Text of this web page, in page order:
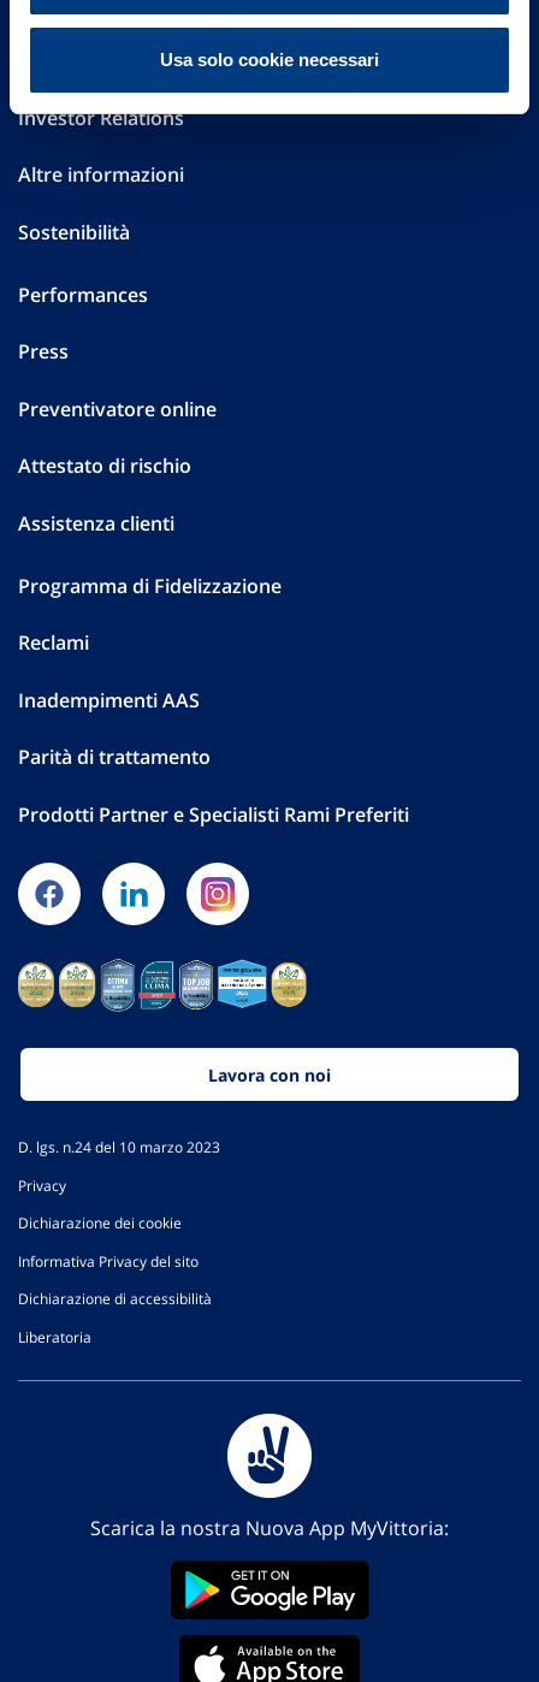
Usa solo cookie necessari
Investor Relations
Altre informazioni
Sostenibilità
Performances
Press
Preventivatore online
Attestato di rischio
Assistenza clienti
Programma di Fidelizzazione
Reclami
Inadempimenti AAS
Parità di trattamento
Prodotti Partner e Specialisti Rami Preferiti
Lavora con noi
D. lgs. n.24 del 10 marzo 2023
Privacy
Dichiarazione dei cookie
Informativa Privacy del sito
Dichiarazione di accessibilità
Liberatoria
Scarica la nostra Nuova App MyVittoria: